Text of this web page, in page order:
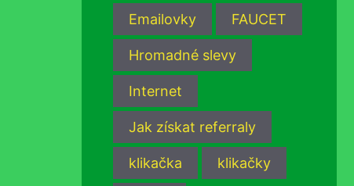
Emailovky FAUCET
Hromadné slevy
Internet
Jak získat referraly
klikačka klikačky